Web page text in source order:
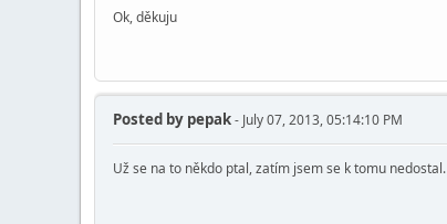
Ok, děkuju
Posted by pepak- July 07, 2013, 05:14:10 PM
Už se na to někdo ptal, zatím jsem se k tomu nedostal.